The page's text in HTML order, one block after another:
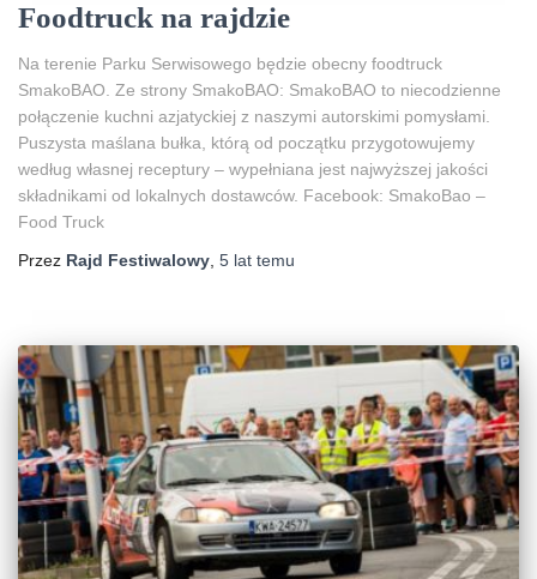
Foodtruck na rajdzie
Na terenie Parku Serwisowego będzie obecny foodtruck
SmakoBAO. Ze strony SmakoBAO: SmakoBAO to niecodzienne
połączenie kuchni azjatyckiej z naszymi autorskimi pomysłami.
Puszysta maślana bułka, którą od początku przygotowujemy
według własnej receptury – wypełniana jest najwyższej jakości
składnikami od lokalnych dostawców. Facebook: SmakoBao –
Food Truck
Przez Rajd Festiwalowy 5 lat temu